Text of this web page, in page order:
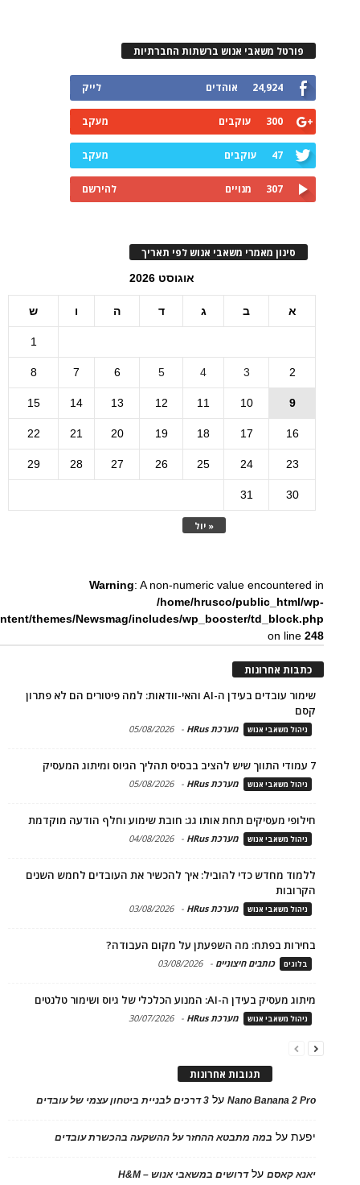
פורטל משאבי אנוש ברשתות החברתיות
24,924 אוהדים לייק
300 עוקבים מעקב
47 עוקבים מעקב
307 מנויים להירשם
סינון מאמרי משאבי אנוש לפי תאריך
אוגוסט 2026
א ב ג ד ה ו ש
« יול
1
2
3
4
5
6
7
8
9
10
11
12
13
14
15
16
17
18
19
20
21
22
23
24
25
26
27
28
29
30
31
Warning: A non-numeric value encountered in
/home/hrusco/public_html/wp-
themes/Newsmag/includes/wp_booster/td_block.php
on line248
כתבות אחרונות
שימור עובדים בעידן ה-AI והאי-וודאות: למה פיטורים הם לא פתרון
קסם
ניהול משאבי אנוש מערכת HRus -
05/08/2026
7 עמודי התווך שיש להציב בבסיס תהליך הגיוס ומיתוג המעסיק
ניהול משאבי אנוש מערכת HRus -
05/08/2026
חילופי מעסיקים תחת אותו גג: חובת שימוע וחלף הודעה מוקדמת
ניהול משאבי אנוש מערכת HRus -
04/08/2026
ללמוד מחדש כדי להוביל: איך להכשיר את העובדים לחמש השנים
הקרובות
ניהול משאבי אנוש מערכת HRus -
03/08/2026
בחירות בפתח: מה השפעתן על מקום העבודה?
בלוגים כותבים חיצוניים -
03/08/2026
מיתוג מעסיק בעידן ה-AI: המנוע הכלכלי של גיוס ושימור טלנטים
ניהול משאבי אנוש מערכת HRus -
30/07/2026
תגובות אחרונות
Nano Banana 2 Proעל 3 דרכים לבניית ביטחון עצמי של עובדים
יפעתעל במה מתבטא ההחזר על ההשקעה בהכשרת עובדים
יאנא קאסםעלדרושים במשאבי אנוש – H&M